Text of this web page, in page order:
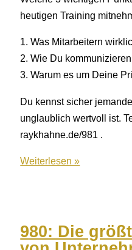
heutigen Training
1. Was Mitarbeitern
2. Wie Du
3. Warum es um Deine
Du kennst sicher
unglaublich wertvoll ist.
raykhahne.de/981 .
981:
Das
Geheimnis
Weiterlesen »
980: Die